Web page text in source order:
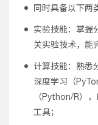
同时具备以下两
实验技能：掌握
关实验技术，能
计算技能：熟悉
深度学习（
（Python/R）
工具；